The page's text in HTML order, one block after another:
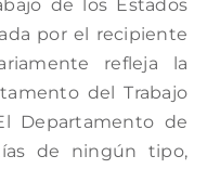
de los Estados
por el recipiente
refleja la
del Trabajo
Departamento de
de ningún tipo,